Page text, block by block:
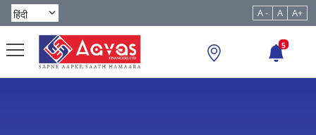
A - A A+
5